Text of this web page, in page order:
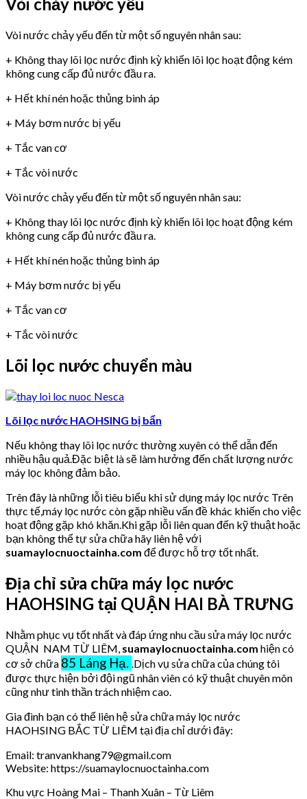
Vòi nước chảy yếu đến từ một số nguyên nhân sau:
+ Không thay lõi lọc nước định kỳ khiến lõi lọc hoạt động kém
không cung cấp đủ nước đầu ra.
+ Hết khí nén hoặc thủng bình áp
+ Máy bơm nước bị yếu
+ Tắc van cơ
+ Tắc vòi nước
Vòi nước chảy yếu đến từ một số nguyên nhân sau:
+ Không thay lõi lọc nước định kỳ khiến lõi lọc hoạt động kém
không cung cấp đủ nước đầu ra.
+ Hết khí nén hoặc thủng bình áp
+ Máy bơm nước bị yếu
+ Tắc van cơ
+ Tắc vòi nước
Lõi lọc nước chuyển màu
Lõi lọc nước HAOHSING bị bẩn
Nếu không thay lõi lọc nước thường xuyên có thể dẫn đến
nhiều hậu quả.Đặc biệt là sẽ làm hưởng đến chất lượng nước
máy lọc không đảm bảo.
Trên đây là những lỗi tiêu biểu khi sử dụng máy lọc nước Trên
thực tế,máy lọc nước còn gặp nhiều vấn đề khác khiến cho việc
hoạt động gặp khó khăn.Khi gặp lỗi liên quan đến kỹ thuật hoặc
bạn không thể tự sửa chữa hãy liên hệ với
suamaylocnuoctainha.com để được hỗ trợ tốt nhất.
Địa chỉ sửa chữa máy lọc nước
HAOHSING tại QUẬN HAI BÀ TRƯNG
Nhằm phục vụ tốt nhất và đáp ứng nhu cầu sửa máy lọc nước
QUẬN NAM TỪ LIÊM, suamaylocnuoctainha.com hiện có
cơ sở chữa 85 Láng Hạ. .Dịch vụ sửa chữa của chúng tôi
được thực hiện bởi đội ngũ nhân viên có kỹ thuật chuyên môn
cũng như tinh thần trách nhiệm cao.
Gia đình bạn có thể liên hệ sửa chữa máy lọc nước
HAOHSING BẮC TỪ LIÊM tại địa chỉ dưới đây:
Email: tranvankhang79@gmail.com
Website: https://suamaylocnuoctainha.com
Khu vực Hoàng Mai – Thanh Xuân – Từ Liêm